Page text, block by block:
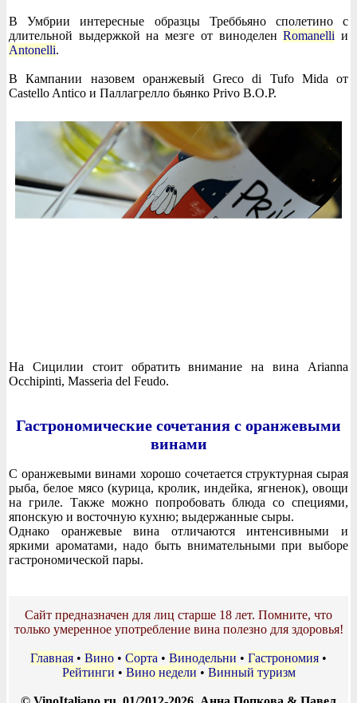
В Умбрии интересные образцы Треббьяно сполетино с
длительной выдержкой на мезге от виноделенRomanelli и
Antonelli.
В Кампании назовем оранжевый Greco di Tufo Mida от
Castello Antico и Паллагрелло бьянко Privo B.O.P.
На Сицилии стоит обратить внимание на вина Arianna
Occhipinti, Masseria del Feudo.
Гастрономические сочетания с оранжевыми
винами
С оранжевыми винами хорошо сочетается структурная сырая
рыба, белое мясо (курица, кролик, индейка, ягненок), овощи
на гриле. Также можно попробовать блюда со специями,
японскую и восточную кухню; выдержанные сыры.
Однако оранжевые вина отличаются интенсивными и
яркими ароматами, надо быть внимательными при выборе
гастрономической пары.
Сайт предназначен для лиц старше 18 лет. Помните, что
только умеренное употребление вина полезно для здоровья!
Главная • Вино • Сорта • Винодельни • Гастрономия •
Рейтинги • Вино недели • Винный туризм